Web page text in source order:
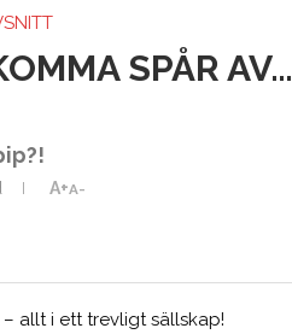
SPÅR AV…
A+A-
allt i ett trevligt sällskap!